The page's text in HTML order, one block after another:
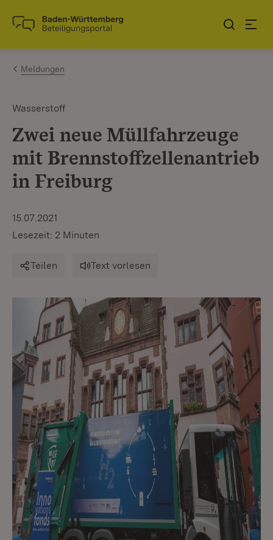
Zum Inhalt springen
Link zur Startseite
Meldungen
Wasserstoff
Zwei neue Müllfahrzeuge
mit Brennstoffzellenantrieb
in Freiburg
15.07.2021
Lesezeit: 2 Minuten
Teilen Text vorlesen